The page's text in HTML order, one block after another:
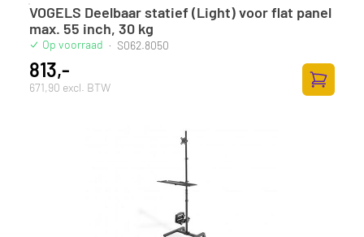
VOGELS Deelbaar statief (Light) voor flat panel
max. 55 inch, 30 kg
Op voorraad · S062.8050
813,-
671,90 excl. BTW